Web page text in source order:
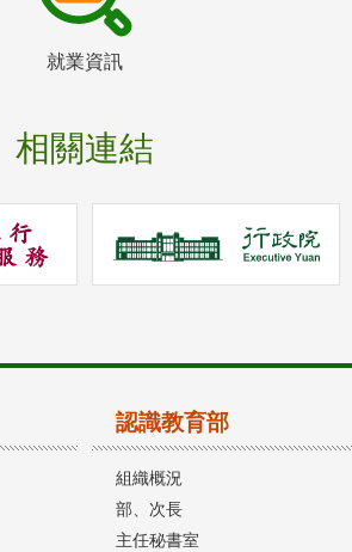
就業資訊
相關連結
認識教育部
組織概況
部、次長
主任秘書室